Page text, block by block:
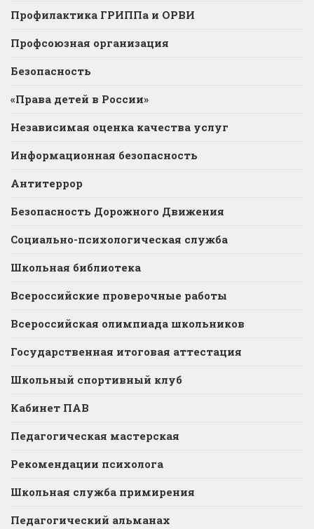
Профилактика ГРИППа и ОРВИ
Профсоюзная организация
Безопасность
«Права детей в России»
Независимая оценка качества услуг
Информационная безопасность
Антитеррор
Безопасность Дорожного Движения
Социально-психологическая служба
Школьная библиотека
Всероссийские проверочные работы
Всероссийская олимпиада школьников
Государственная итоговая аттестация
Школьный спортивный клуб
Кабинет ПАВ
Педагогическая мастерская
Рекомендации психолога
Школьная служба примирения
Педагогический альманах